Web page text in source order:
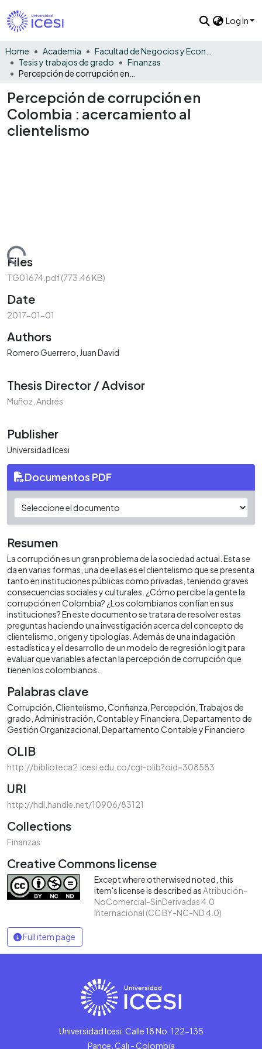
Log In
Home Academia
Tesis y trabajos de grado
Finanzas
Percepción de corrupción en
Colombia : acercamiento al
clientelismo
Loading...
Files
TG01674.pdf(773.46 KB)
Date
2017-01-01
Authors
Romero Guerrero, Juan David
Thesis Director / Advisor
Muñoz, Andrés
Publisher
Universidad Icesi
Documentos PDF
Resumen
La corrupción es un gran problema de la sociedad actual. Esta se
da en varias formas, una de ellas es el clientelismo que se presenta
tanto en instituciones públicas como privadas, teniendo graves
consecuencias sociales y culturales. ¿Cómo percibe la gente la
corrupción en Colombia? ¿Los colombianos confían en sus
instituciones? En este documento se tratara de resolver estas
preguntas haciendo una investigación acerca del concepto de
clientelismo, origen y tipologías. Además de una indagación
estadística y el desarrollo de un modelo de regresión logit para
evaluar que variables afectan la percepción de corrupción que
tienen los colombianos.
Palabras clave
Corrupción Clientelismo Confianza Percepción Trabajos de
grado Administración Contable y Financiera Departamento de
Gestión Organizacional Departamento Contable y Financiero
OLIB
http://biblioteca2.icesi.edu.co/cgi-olib?oid=308583
URI
http://hdl.handle.net/10906/83121
Collections
Finanzas
Creative Commons license
Except where otherwised noted, this
item's license is described asAtribución-
NoComercial-SinDerivadas 4.0
Internacional (CC BY-NC-ND 4.0)
Full item page
Universidad Icesi: Calle 18 No. 122-135
Pance, Cali - Colombia